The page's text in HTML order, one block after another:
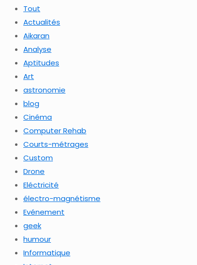
Tout
Actualités
Aikaran
Analyse
Aptitudes
Art
astronomie
blog
Cinéma
Computer Rehab
Courts-métrages
Custom
Drone
Eléctricité
électro-magnétisme
Evénement
geek
humour
Informatique